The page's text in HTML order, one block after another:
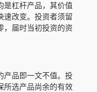
是杠杆产品，其价值
速改变。投资者须留
，届时当初投资的资
产品即一文不值。投
所选产品尚余的有效